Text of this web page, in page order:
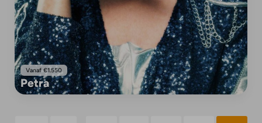
Vanaf €1.550
Petra